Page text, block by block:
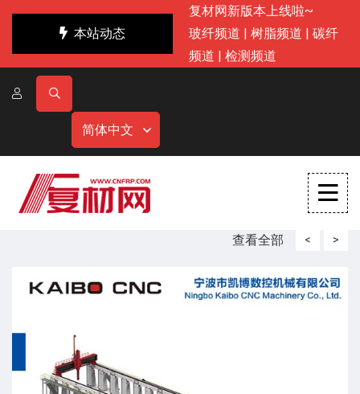
本站动态
复材网新版本上线啦~
玻纤频道 | 树脂频道 | 碳纤
频道 | 检测频道
简体中文
查看全部 < >